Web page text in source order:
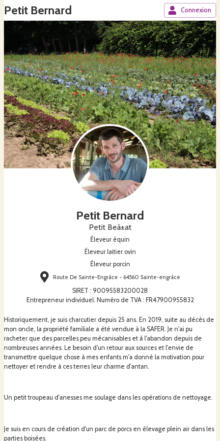
Petit Bernard Connexion
Petit Bernard
Petit Beà±at
Éleveur équin
Éleveur laitier ovin
Éleveur porcin
Route De Sainte-Engrâce - 64560 Sainte-engrâce
SIRET : 90095583200028
Entrepreneur individuel. Numéro de TVA : FR47900955832
Historiquement, je suis charcutier depuis 25 ans. En 2019, suite au décès de
mon oncle, la propriété familiale a été vendue à la SAFER. Je n'ai pu
racheter que des parcelles peu mécanisables et à l'abandon depuis de
nombreuses années. Le besoin d'un retour aux sources et l'envie de
transmettre quelque chose à mes enfants m'a donné la motivation pour
nettoyer et rendre à ces terres leur charme d'antan.
Un petit troupeau d'anesses me soulage dans les opérations de nettoyage.
Je suis en cours de création d'un parc de porcs en élevage plein air dans les
parties boisées.